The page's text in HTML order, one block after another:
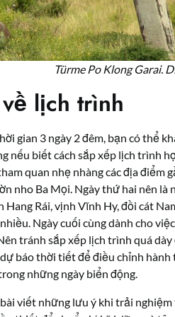
Türme Po Klong Garai.
lịch trình
gian 3 ngày 2 đêm, bạn có thể
nếu biết cách sắp xếp lịch trình
quan nhẹ nhàng các địa điểm
nho Ba Mọi. Ngày thứ hai nên
Hang Rái, vịnh Vĩnh Hy, đồi cát
Ngày cuối cùng dành cho
tránh sắp xếp lịch trình quá
báo thời tiết để điều chỉnh
những ngày biển động.
viết những lưu ý khi trải